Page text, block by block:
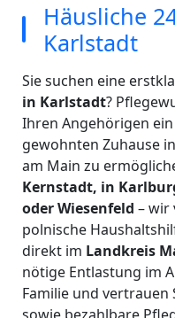
Häusliche
Karlstadt
Sie suchen eine
in Karlstadt?
Ihren Angehörigen
gewohnten Zuhause
am Main zu
Kernstadt, in
oder Wiesenfeld – wir
polnische
direkt im Landkreis
nötige Entlastung im
Familie und vertrauen